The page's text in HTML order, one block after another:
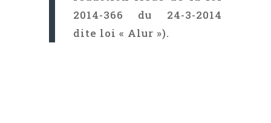
2014-366 du 24-3-2014
dite loi « Alur »).